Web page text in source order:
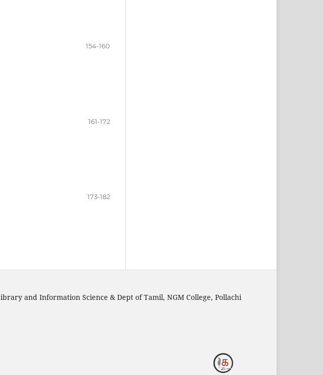
154-160
161-172
173-182
and Information Science & Dept of Tamil, NGM College, Pollachi